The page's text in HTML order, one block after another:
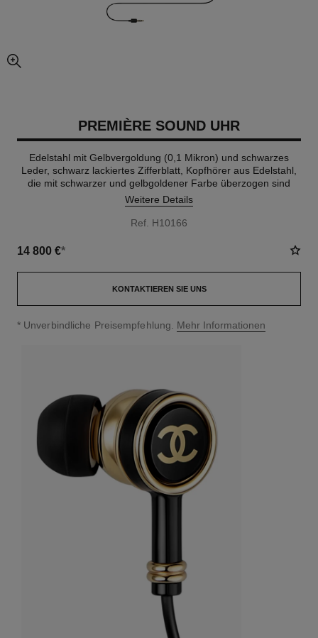
vergrößerter teil des bildes
PREMIÈRE SOUND UHR
Edelstahl mit Gelbvergoldung (0,1 Mikron) und schwarzes
Leder, schwarz lackiertes Zifferblatt, Kopfhörer aus Edelstahl,
die mit schwarzer und gelbgoldener Farbe überzogen sind
Weitere Details
Ref. H10166
14 800 €*
KONTAKTIEREN SIE UNS
↩
* Unverbindliche Preisempfehlung. Mehr Informationen